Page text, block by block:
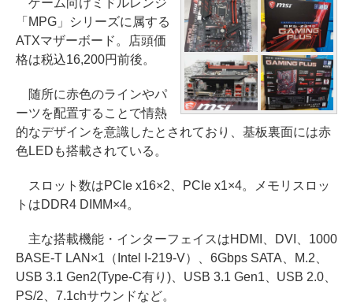
ゲーム向けミドルレンジ
「MPG」シリーズに属する
ATXマザーボード。店頭価
格は税込16,200円前後。
随所に赤色のラインやパ
ーツを配置することで情熱
的なデザインを意識したとされており、基板裏面には赤
色LEDも搭載されている。
スロット数はPCIe x16×2、PCIe x1×4。メモリスロッ
トはDDR4 DIMM×4。
主な搭載機能・インターフェイスはHDMI、DVI、1000
BASE-T LAN×1（Intel I-219-V）、6Gbps SATA、M.2、
USB 3.1 Gen2(Type-C有り)、USB 3.1 Gen1、USB 2.0、
PS/2、7.1chサウンドなど。